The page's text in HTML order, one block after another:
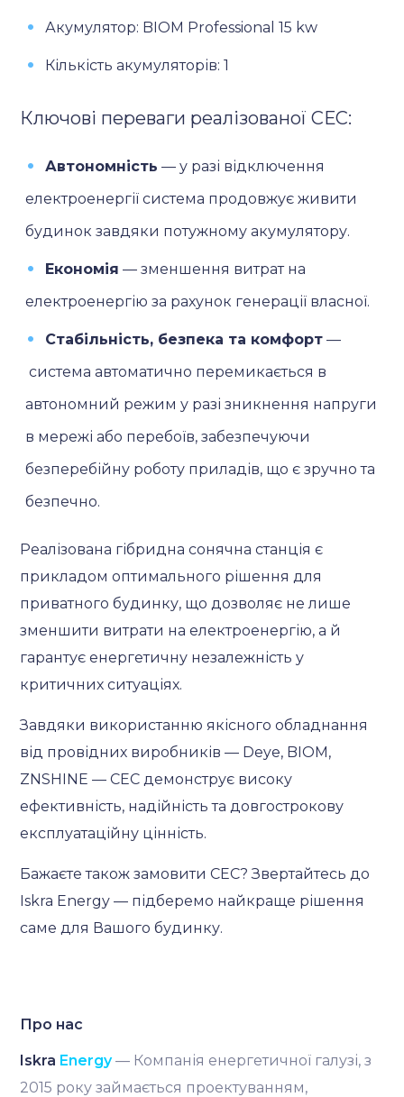
Акумулятор: BIOM Professional 15 kw
Кількість акумуляторів: 1
Ключові переваги реалізованої СЕС:
Автономність — у разі відключення
електроенергії система продовжує живити
будинок завдяки потужному акумулятору.
Економія — зменшення витрат на
електроенергію за рахунок генерації власної.
Стабільність, безпека та комфорт —
система автоматично перемикається в
автономний режим у разі зникнення напруги
в мережі або перебоїв, забезпечуючи
безперебійну роботу приладів, що є зручно та
безпечно.
Реалізована гібридна сонячна станція є
прикладом оптимального рішення для
приватного будинку, що дозволяє не лише
зменшити витрати на електроенергію, а й
гарантує енергетичну незалежність у
критичних ситуаціях.
Завдяки використанню якісного обладнання
від провідних виробників — Deye, BIOM,
ZNSHINE — СЕС демонструє високу
ефективність, надійність та довгострокову
експлуатаційну цінність.
Бажаєте також замовити СЕС? Звертайтесь до
Iskra Energy — підберемо найкраще рішення
саме для Вашого будинку.
Про нас
Iskra Energy— Компанія енергетичної галузі, з
2015 року займається проектуванням,